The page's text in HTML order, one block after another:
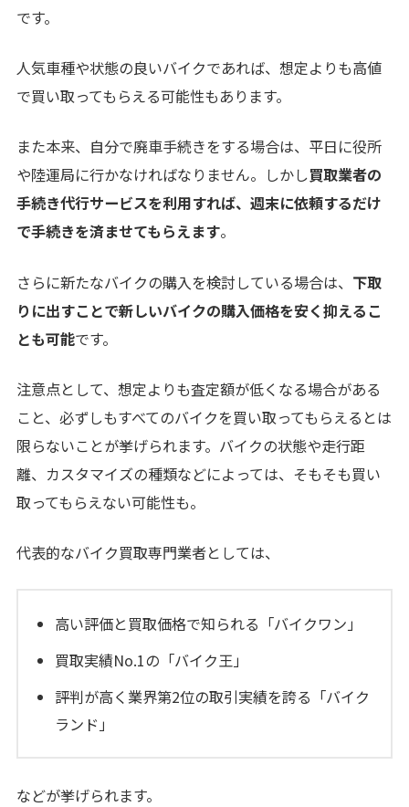
です。
人気車種や状態の良いバイクであれば、想定よりも高値
で買い取ってもらえる可能性もあります。
また本来、自分で廃車手続きをする場合は、平日に役所
や陸運局に行かなければなりません。しかし買取業者の
手続き代行サービスを利用すれば、週末に依頼するだけ
で手続きを済ませてもらえます。
さらに新たなバイクの購入を検討している場合は、 下取
りに出すことで新しいバイクの購入価格を安く抑えるこ
とも可能です。
注意点として、想定よりも査定額が低くなる場合がある
こと、必ずしもすべてのバイクを買い取ってもらえるとは
限らないことが挙げられます。バイクの状態や走行距
離、カスタマイズの種類などによっては、そもそも買い
取ってもらえない可能性も。
代表的なバイク買取専門業者としては、
高い評価と買取価格で知られる「バイクワン」
買取実績No.1の「バイク王」
評判が高く業界第2位の取引実績を誇る「バイク
ランド」
などが挙げられます。